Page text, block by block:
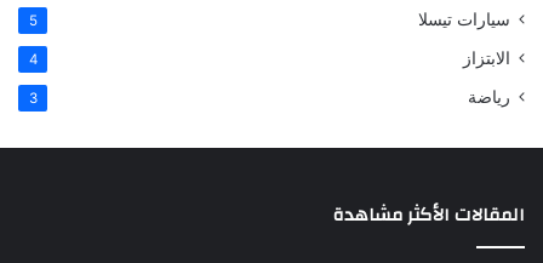
سيارات تيسلا 5
الابتزاز 4
رياضة 3
المقالات الأكثر مشاهدة